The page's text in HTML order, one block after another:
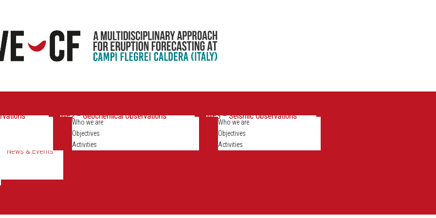
WP2 – Geochemical Observations
Who we are
Objectives
Activities
WP3 – Seismic Observations
Who we are
Objectives
Activities
News & Events